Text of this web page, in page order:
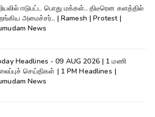
ஈடுபட்ட பொது மக்கள்.. திடீரென களத்தில்
அமைச்சர்.. | Ramesh | Protest |
News
Headlines - 09 AUG 2026 | 1 மணி
செய்திகள் | 1 PM Headlines |
News